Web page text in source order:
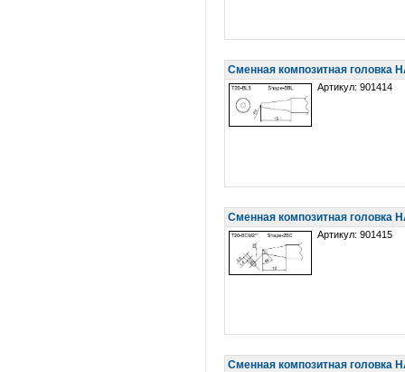
Сменная композитная головка
Артикул: 901414
Сменная композитная головка
Артикул: 901415
Сменная композитная головка